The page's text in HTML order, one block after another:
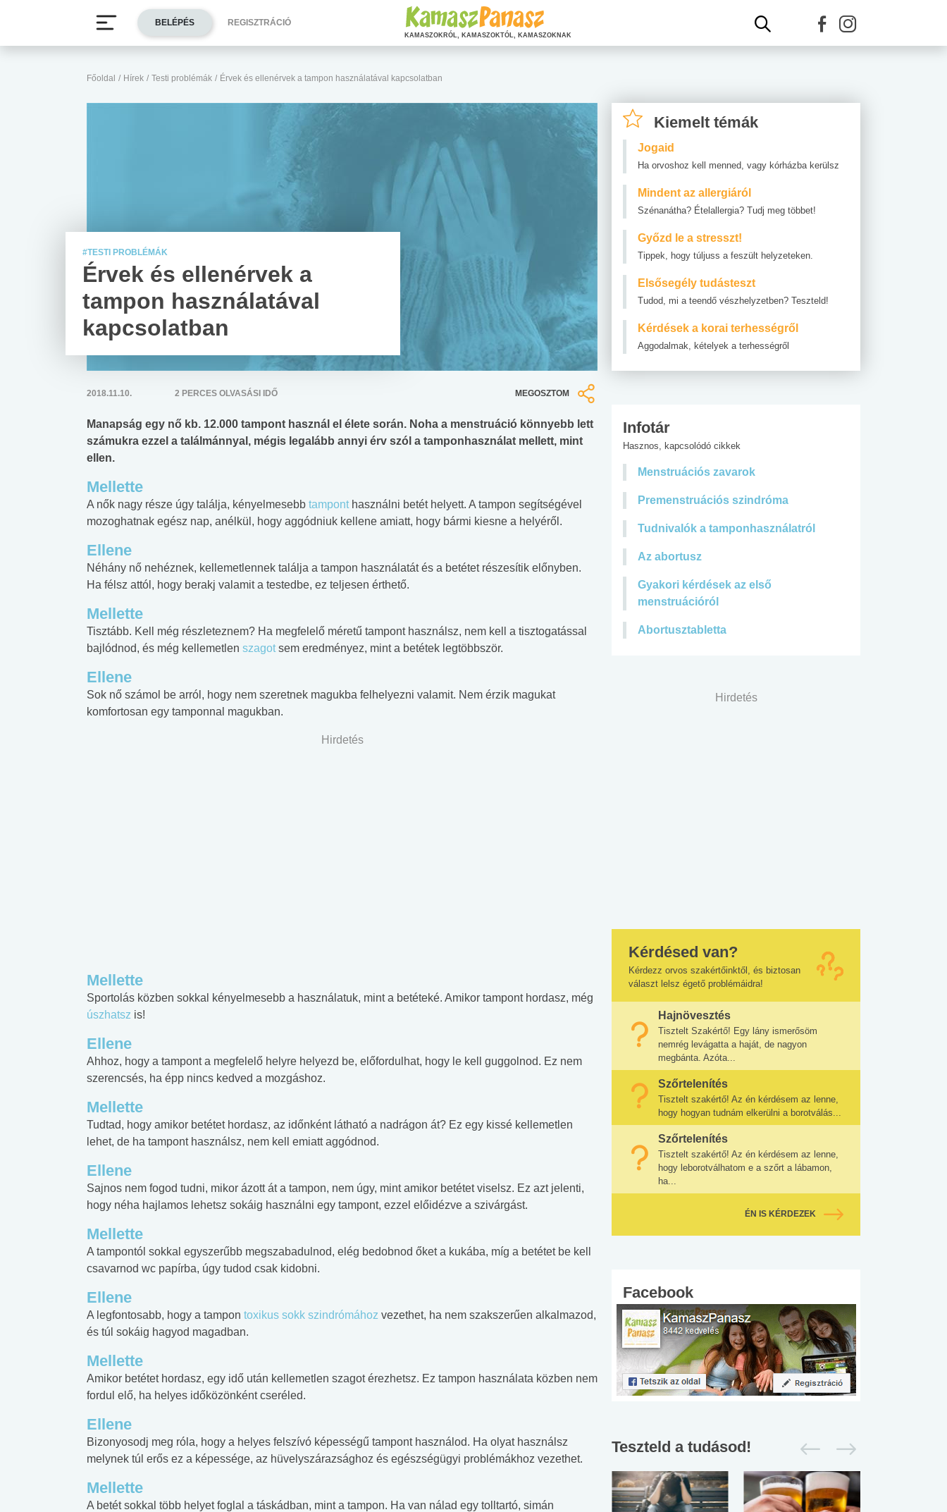
Főoldal / Hírek / Testi problémák / Érvek és ellenérvek a tampon használatával kapcsolatban
#TESTI PROBLÉMÁK
Érvek és ellenérvek a
tampon használatával
kapcsolatban
2018.11.10. 2 PERCES OLVASÁSI IDŐ MEGOSZTOM
Manapság egy nő kb. 12.000 tampont használ el élete során. Noha a menstruáció könnyebb lett
számukra ezzel a találmánnyal, mégis legalább annyi érv szól a tamponhasználat mellett, mint
ellen.
Mellette
A nők nagy része úgy találja, kényelmesebb tamponthasználni betét helyett. A tampon segítségével
mozoghatnak egész nap, anélkül, hogy aggódniuk kellene amiatt, hogy bármi kiesne a helyéről.
Ellene
Néhány nő nehéznek, kellemetlennek találja a tampon használatát és a betétet részesítik előnyben.
Ha félsz attól, hogy berakj valamit a testedbe, ez teljesen érthető.
Mellette
Tisztább. Kell még részleteznem? Ha megfelelő méretű tampont használsz, nem kell a tisztogatással
bajlódnod, és még kellemetlen szagotsem eredményez, mint a betétek legtöbbször.
Ellene
Sok nő számol be arról, hogy nem szeretnek magukba felhelyezni valamit. Nem érzik magukat
komfortosan egy tamponnal magukban.
Hirdetés
Mellette
Sportolás közben sokkal kényelmesebb a használatuk, mint a betéteké. Amikor tampont hordasz, még
úszhatsz is!
Ellene
Ahhoz, hogy a tampont a megfelelő helyre helyezd be, előfordulhat, hogy le kell guggolnod. Ez nem
szerencsés, ha épp nincs kedved a mozgáshoz.
Mellette
Tudtad, hogy amikor betétet hordasz, az időnként látható a nadrágon át? Ez egy kissé kellemetlen
lehet, de ha tampont használsz, nem kell emiatt aggódnod.
Ellene
Sajnos nem fogod tudni, mikor ázott át a tampon, nem úgy, mint amikor betétet viselsz. Ez azt jelenti,
hogy néha hajlamos lehetsz sokáig használni egy tampont, ezzel előidézve a szivárgást.
Mellette
A tampontól sokkal egyszerűbb megszabadulnod, elég bedobnod őket a kukába, míg a betétet be kell
csavarnod wc papírba, úgy tudod csak kidobni.
Ellene
A legfontosabb, hogy a tampon toxikus sokk szindrómához vezethet, ha nem szakszerűen alkalmazod,
és túl sokáig hagyod magadban.
Mellette
Amikor betétet hordasz, egy idő után kellemetlen szagot érezhetsz. Ez tampon használata közben nem
fordul elő, ha helyes időközönként cseréled.
Ellene
Bizonyosodj meg róla, hogy a helyes felszívó képességű tampont használod. Ha olyat használsz
melynek túl erős ez a képessége, az hüvelyszárazsághoz és egészségügyi problémákhoz vezethet.
Mellette
A betét sokkal több helyet foglal a táskádban, mint a tampon. Ha van nálad egy tolltartó, simán
Kiemelt témák
Jogaid
Ha orvoshoz kell menned, vagy kórházba kerülsz
Mindent az allergiáról
Szénanátha? Ételallergia? Tudj meg többet!
Győzd le a stresszt!
Tippek, hogy túljuss a feszült helyzeteken.
Elsősegély tudásteszt
Tudod, mi a teendő vészhelyzetben? Teszteld!
Kérdések a korai terhességről
Aggodalmak, kételyek a terhességről
Infotár
Hasznos, kapcsolódó cikkek
Menstruációs zavarok
Premenstruációs szindróma
Tudnivalók a tamponhasználatról
Az abortusz
Gyakori kérdések az első
menstruációról
Abortusztabletta
Hirdetés
Kérdésed van?
Kérdezz orvos szakértőinktől, és biztosan
választ lelsz égető problémáidra!
Hajnövesztés
Tisztelt Szakértő! Egy lány ismerősöm
nemrég levágatta a haját, de nagyon
megbánta. Azóta...
Szőrtelenítés
Tisztelt szakértő! Az én kérdésem az lenne,
hogy hogyan tudnám elkerülni a borotválás...
Szőrtelenítés
Tisztelt szakértő! Az én kérdésem az lenne,
hogy leborotválhatom e a szőrt a lábamon,
ha...
ÉN IS KÉRDEZEK
Facebook
Teszteld a tudásod!
BELÉPÉS REGISZTRÁCIÓ
KAMASZOKRÓL, KAMASZOKTÓL, KAMASZOKNAK